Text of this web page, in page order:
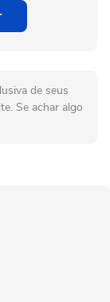
de seus
Se achar algo